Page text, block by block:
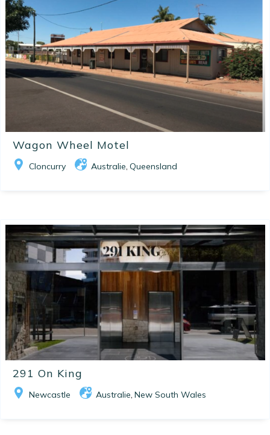
Wagon Wheel Motel
Cloncurry Australie, Queensland
291 On King
Newcastle Australie, New South Wales